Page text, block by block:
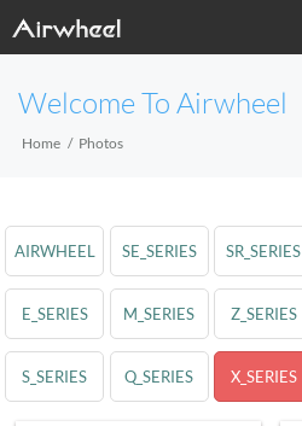
Welcome To Airwheel
Home Photos
AIRWHEEL SE_SERIES SR_SERIES
E_SERIES M_SERIES Z_SERIES
S_SERIES Q_SERIES X_SERIES